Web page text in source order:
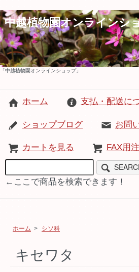
中越植物園オンラインシ
「中越植物園オンラインショップ」
ホーム 支払・配送に
ショップブログ お問
カートを見る FAX用
←ここで商品を検索できます！
ホーム > シソ科
キセワタ